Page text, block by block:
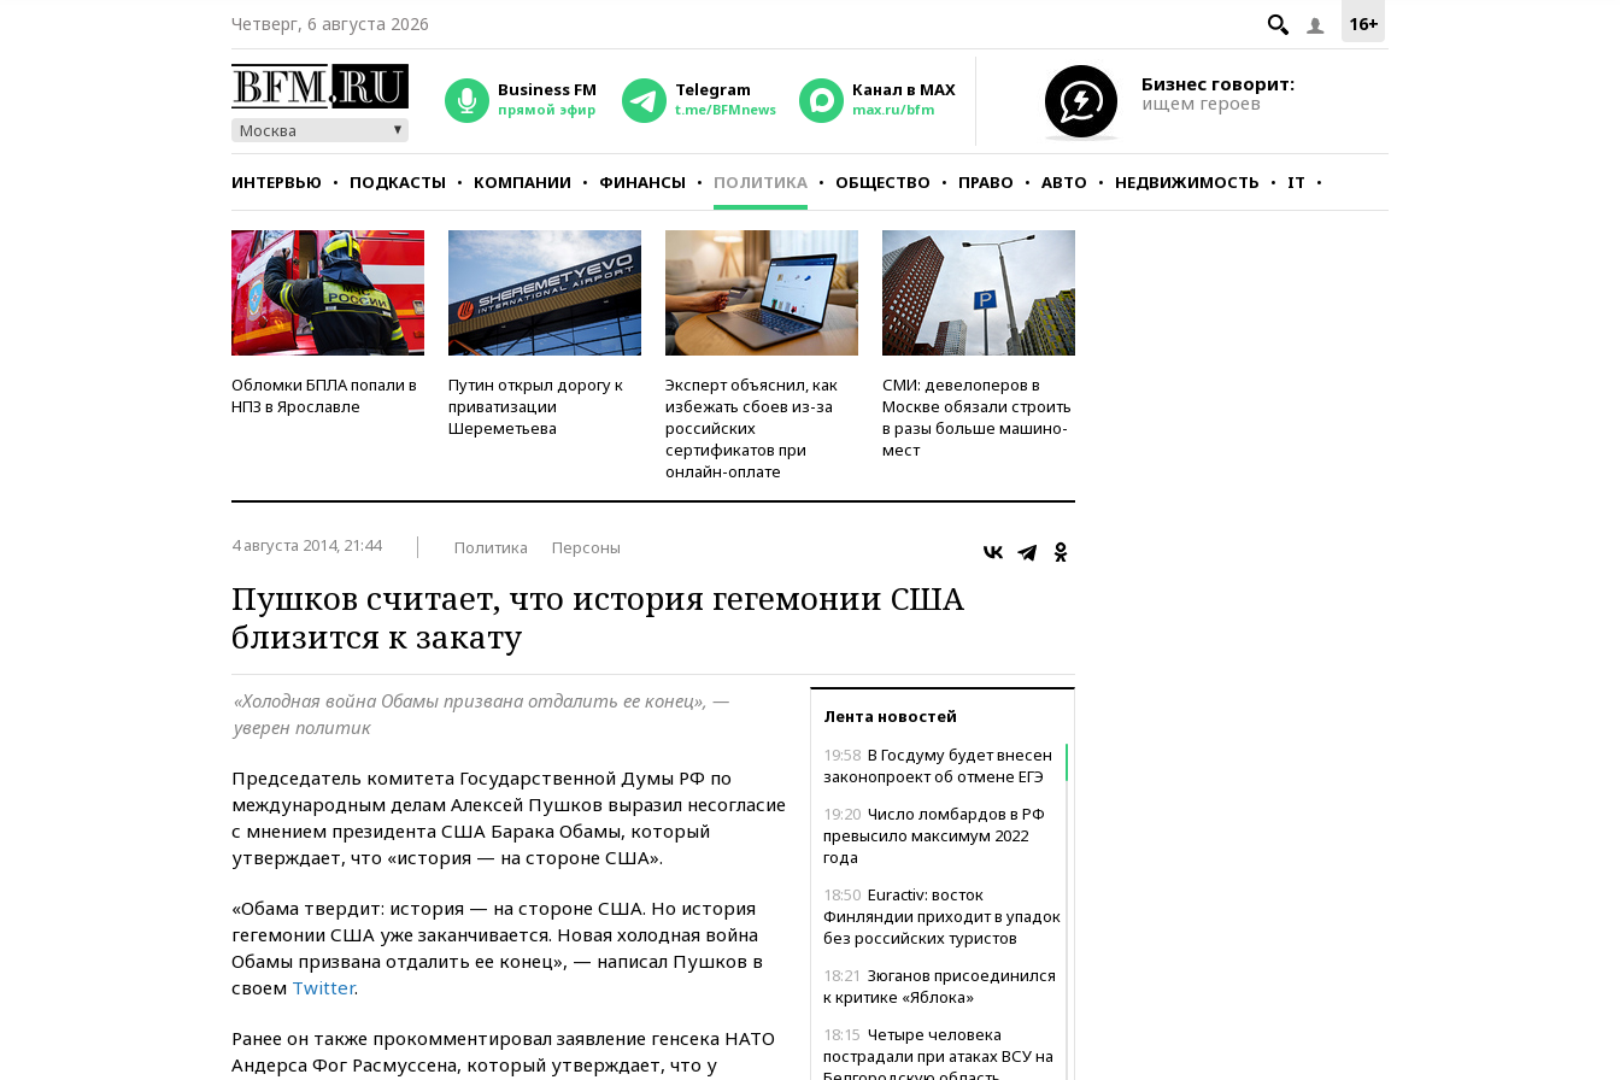
16+
Четверг, 6 августа 2026
Москва
Business FM
прямой эфир
Telegram
t.me/BFMnews
Канал в MAX
max.ru/bfm
Бизнес говорит:
ищем героев
ИНТЕРВЬЮ ПОДКАСТЫ КОМПАНИИ ФИНАНСЫ ПОЛИТИКА ОБЩЕСТВО ПРАВО АВТО НЕДВИЖИМОСТЬ IT
СТИЛЬ ТЕСТЫ
Обломки БПЛА попали в
НПЗ в Ярославле
Путин открыл дорогу к
приватизации
Шереметьева
Эксперт объяснил, как
избежать сбоев из-за
российских
сертификатов при
онлайн-оплате
СМИ: девелоперов в
Москве обязали строить
в разы больше машино-
мест
4 августа 2014, 21:44 Политика Персоны
Пушков считает, что история гегемонии США
близится к закату
Лента новостей
19:58 В Госдуму будет внесен
законопроект об отмене ЕГЭ
19:20 Число ломбардов в РФ
превысило максимум 2022
года
18:50 Euractiv: восток
Финляндии приходит в упадок
без российских туристов
18:21 Зюганов присоединился
к критике «Яблока»
18:15 Четыре человека
пострадали при атаках ВСУ на
«Холодная война Обамы призвана отдалить ее конец», —
уверен политик
Председатель комитета Государственной Думы РФ по
международным делам Алексей Пушков выразил несогласие
с мнением президента США Барака Обамы, который
утверждает, что «история — на стороне США».
«Обама твердит: история — на стороне США. Но история
гегемонии США уже заканчивается. Новая холодная война
Обамы призвана отдалить ее конец», — написал Пушков в
своем Twitter.
Ранее он также прокомментировал заявление генсека НАТО
Андерса Фог Расмуссена, который утверждает, что у